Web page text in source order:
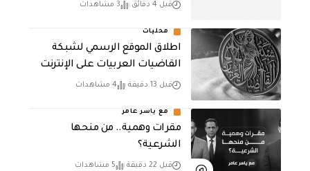
قبل 4 دقائق 3 مشاهدات
محليات
اطلاق الموقع الرسمي لشبكة
القاضيات العربيات على الإنترنت
قبل 13 دقيقة 4 مشاهدات
مع ياسر عامر
مقرات وهمية.. من منحها
الشرعية؟
قبل 22 دقيقة 5 مشاهدات